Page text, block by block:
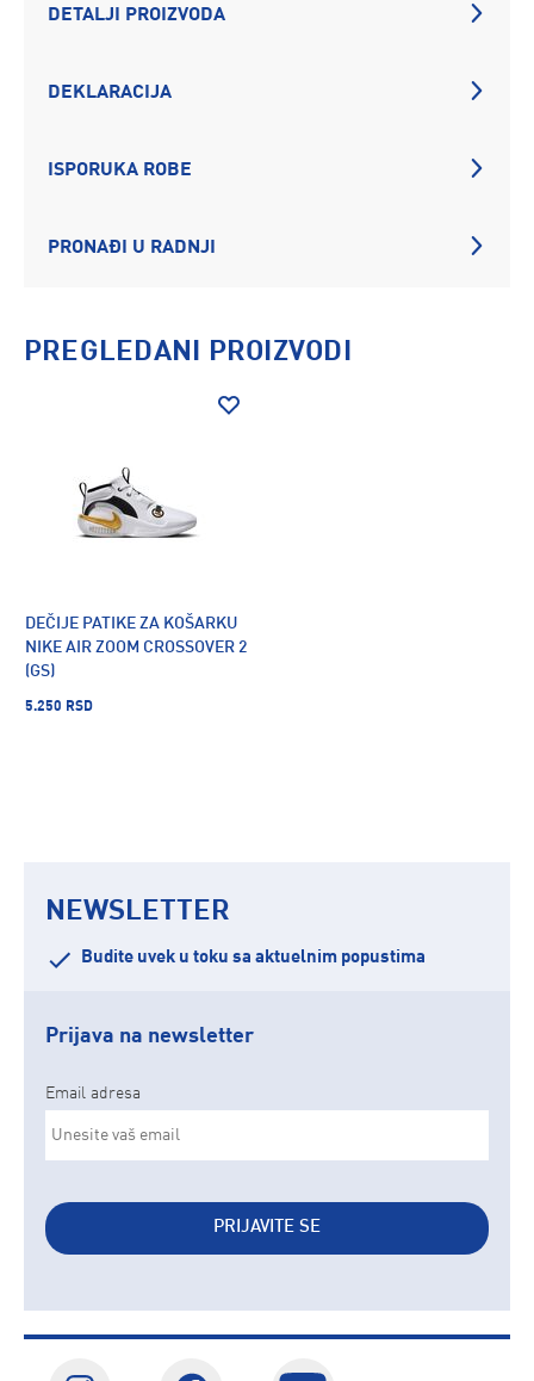
DETALJI PROIZVODA
DEKLARACIJA
ISPORUKA ROBE
PRONAĐI U RADNJI
PREGLEDANI PROIZVODI
DEČIJE PATIKE ZA KOŠARKU
NIKE AIR ZOOM CROSSOVER 2
(GS)
5.250 RSD
NEWSLETTER
Budite uvek u toku sa aktuelnim popustima
Prijava na newsletter
Email adresa
PRIJAVITE SE